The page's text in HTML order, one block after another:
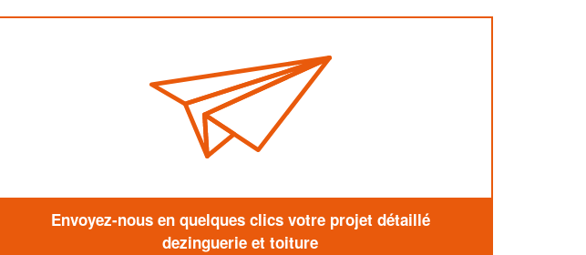
Envoyez-nous en quelques clics votre projet détaillé
dezinguerie et toiture